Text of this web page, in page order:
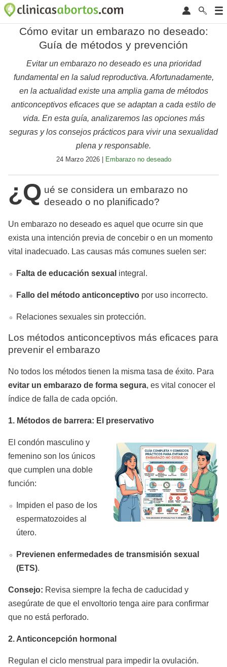
Cómo evitar un embarazo no deseado:
Guía de métodos y prevención
Evitar un embarazo no deseado es una prioridad
fundamental en la salud reproductiva. Afortunadamente,
en la actualidad existe una amplia gama de métodos
anticonceptivos eficaces que se adaptan a cada estilo de
vida. En esta guía, analizaremos las opciones más
seguras y los consejos prácticos para vivir una sexualidad
plena y responsable.
24 Marzo 2026 | Embarazo no deseado
¿Q ué se considera un embarazo no
deseado o no planificado?
Un embarazo no deseado es aquel que ocurre sin que
exista una intención previa de concebir o en un momento
vital inadecuado. Las causas más comunes suelen ser:
Falta de educación sexual integral.
Fallo del método anticonceptivo por uso incorrecto.
Relaciones sexuales sin protección.
Los métodos anticonceptivos más eficaces para
prevenir el embarazo
No todos los métodos tienen la misma tasa de éxito. Para
evitar un embarazo de forma segura, es vital conocer el
índice de falla de cada opción.
1. Métodos de barrera: El preservativo
El condón masculino y
femenino son los únicos
que cumplen una doble
función:
Impiden el paso de los
espermatozoides al
útero.
Previenen enfermedades de transmisión sexual
(ETS).
Consejo: Revisa siempre la fecha de caducidad y
asegúrate de que el envoltorio tenga aire para confirmar
que no está perforado.
2. Anticoncepción hormonal
Regulan el ciclo menstrual para impedir la ovulación.